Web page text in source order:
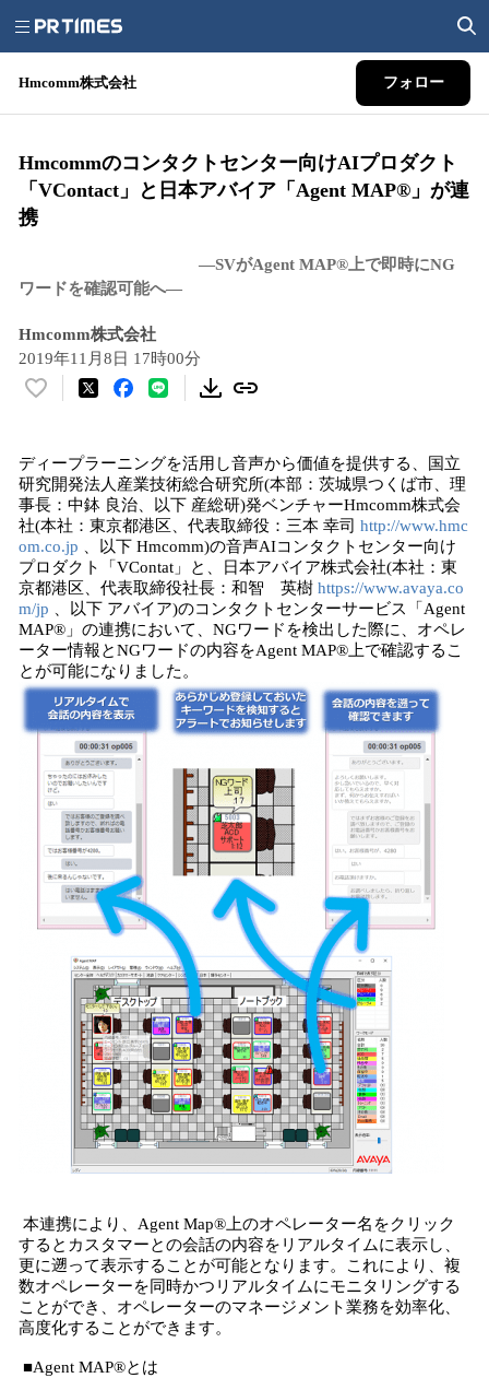
Hmcomm株式会社 フォロー
Hmcommのコンタクトセンター向けAIプロダクト
「VContact」と日本アバイア「Agent MAP®」が連
携
―SVがAgent MAP®上で即時にNG
ワードを確認可能へ―
Hmcomm株式会社
2019年11月8日 17時00分
い
！
数
を
読
み
込
み
中
で
す
ディープラーニングを活用し音声から価値を提供する、国立
研究開発法人産業技術総合研究所(本部：茨城県つくば市、理
事長：中鉢 良治、以下 産総研)発ベンチャーHmcomm株式会
社(本社：東京都港区、代表取締役：三本 幸司 http://www.hmc
om.co.jp 、以下 Hmcomm)の音声AIコンタクトセンター向け
プロダクト「VContat」と、日本アバイア株式会社(本社：東
京都港区、代表取締役社長：和智 英樹 https://www.avaya.co
m/jp 、以下 アバイア)のコンタクトセンターサービス「Agent
MAP®」の連携において、NGワードを検出した際に、オペレ
ーター情報とNGワードの内容をAgent MAP®上で確認するこ
とが可能になりました。
本連携により、Agent Map®上のオペレーター名をクリック
するとカスタマーとの会話の内容をリアルタイムに表示し、
更に遡って表示することが可能となります。これにより、複
数オペレーターを同時かつリアルタイムにモニタリングする
ことができ、オペレーターのマネージメント業務を効率化、
高度化することができます。
■Agent MAP®とは